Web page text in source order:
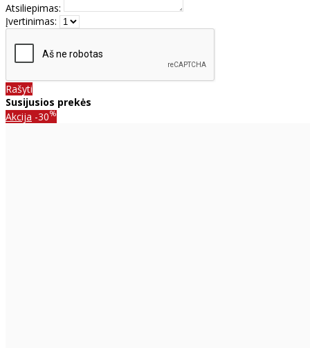
Atsiliepimas:
Įvertinimas:
Rašyti
Susijusios prekės
Akcija -30%